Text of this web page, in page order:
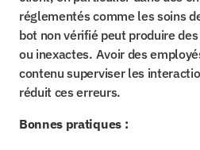
réglementés comme les soins
bot non vérifié peut produire
ou inexactes. Avoir des
contenu superviser les
réduit ces erreurs.
Bonnes pratiques :